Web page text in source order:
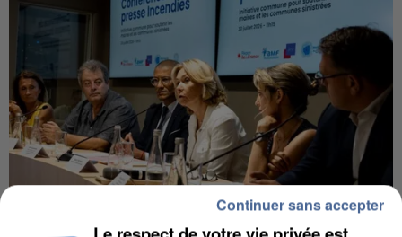
Continuer sans accepter